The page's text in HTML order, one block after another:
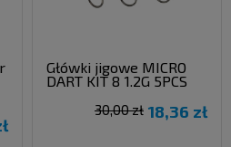
Główki jigowe MICRO
DART KIT 8 1.2G 5PCS
18,36 zł
30,00 zł